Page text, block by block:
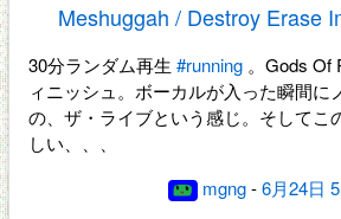
Meshuggah / Destroy Erase
30分ランダム再生 #running 。Gods Of
ィニッシュ。ボーカルが入った瞬間に
の、ザ・ライブという感じ。そしてこ
しい、、、
mgng-6月24日